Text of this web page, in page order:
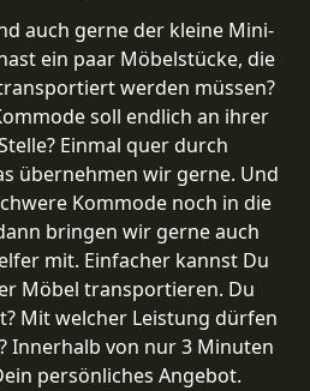
auch gerne der kleine Mini-
ein paar Möbelstücke, die
werden müssen?
soll endlich an ihrer
Einmal quer durch
übernehmen wir gerne. Und
Kommode noch in die
bringen wir gerne auch
mit. Einfacher kannst Du
Möbel transportieren. Du
Mit welcher Leistung dürfen
Innerhalb von nur 3 Minuten
persönliches Angebot.